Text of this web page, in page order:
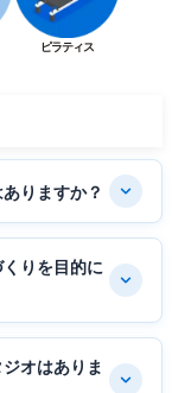
ピラティス
りますか？
りを目的に
オはありま